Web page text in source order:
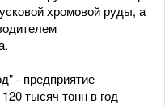
хромовой руды, а
- предприятие
тысяч тонн в год